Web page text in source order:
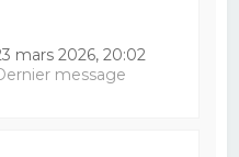
mars 2026, 20:02
message